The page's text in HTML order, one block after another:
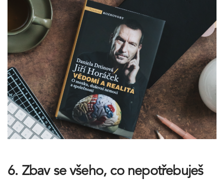
6. Zbav se všeho, co nepotřebuješ